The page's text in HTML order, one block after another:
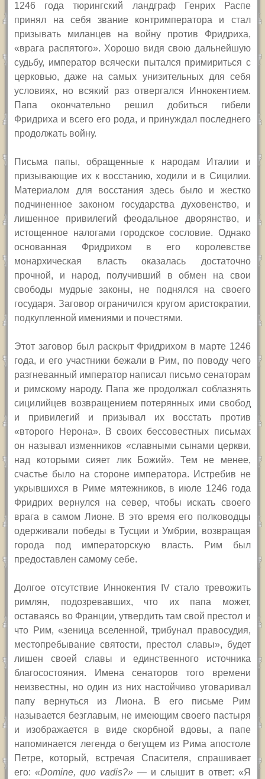
1246 года тюрингский ландграф Генрих Распе
принял на себя звание контримператора и стал
призывать миланцев на войну против Фридриха,
«врага распятого». Хорошо видя свою дальнейшую
судьбу, император всячески пытался примириться с
церковью, даже на самых унизительных для себя
условиях, но всякий раз отвергался Иннокентием.
Папа окончательно решил добиться гибели
Фридриха и всего его рода, и принуждал последнего
продолжать войну.
Письма папы, обращенные к народам Италии и
призывающие их к восстанию, ходили и в Сицилии.
Материалом для восстания здесь было и жестко
подчиненное законом государства духовенство, и
лишенное привилегий феодальное дворянство, и
истощенное налогами городское сословие. Однако
основанная Фридрихом в его королевстве
монархическая власть оказалась достаточно
прочной, и народ, получивший в обмен на свои
свободы мудрые законы, не поднялся на своего
государя. Заговор ограничился кругом аристократии,
подкупленной имениями и почестями.
Этот заговор был раскрыт Фридрихом в марте 1246
года, и его участники бежали в Рим, по поводу чего
разгневанный император написал письмо сенаторам
и римскому народу. Папа же продолжал соблазнять
сицилийцев возвращением потерянных ими свобод
и привилегий и призывал их восстать против
«второго Нерона». В своих бессовестных письмах
он называл изменников «славными сынами церкви,
над которыми сияет лик Божий». Тем не менее,
счастье было на стороне императора. Истребив не
укрывшихся в Риме мятежников, в июле 1246 года
Фридрих вернулся на север, чтобы искать своего
врага в самом Лионе. В это время его полководцы
одерживали победы в Тусции и Умбрии, возвращая
города под императорскую власть. Рим был
предоставлен самому себе.
Долгое отсутствие Иннокентия IV стало тревожить
римлян, подозревавших, что их папа может,
оставаясь во Франции, утвердить там свой престол и
что Рим, «зеница вселенной, трибунал правосудия,
местопребывание святости, престол славы», будет
лишен своей славы и единственного источника
благосостояния. Имена сенаторов того времени
неизвестны, но один из них настойчиво уговаривал
папу вернуться из Лиона. В его письме Рим
называется безглавым, не имеющим своего пастыря
и изображается в виде скорбной вдовы, а папе
напоминается легенда о бегущем из Рима апостоле
Петре, который, встречая Спасителя, спрашивает
его:«Domine, quo vadis?» — и слышит в ответ: «Я